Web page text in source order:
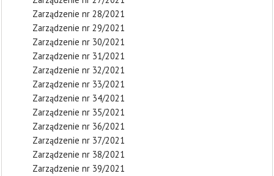
Zarządzenie nr 28/2021
Zarządzenie nr 29/2021
Zarządzenie nr 30/2021
Zarządzenie nr 31/2021
Zarządzenie nr 32/2021
Zarządzenie nr 33/2021
Zarządzenie nr 34/2021
Zarządzenie nr 35/2021
Zarządzenie nr 36/2021
Zarządzenie nr 37/2021
Zarządzenie nr 38/2021
Zarządzenie nr 39/2021